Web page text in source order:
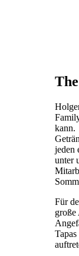
kann.
jeden
unter
Für
große